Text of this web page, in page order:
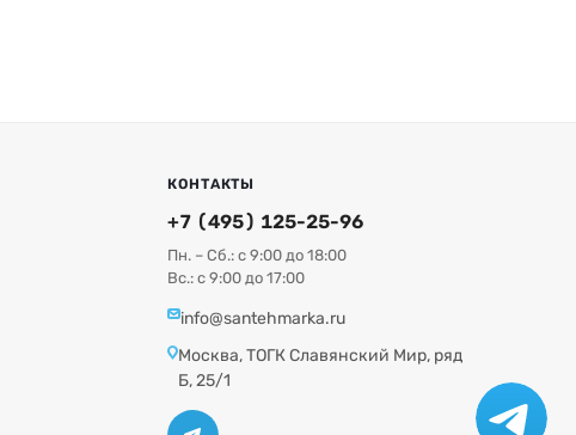
КОНТАКТЫ
+7 (495) 125-25-96
Пн. – Сб.: с 9:00 до 18:00
Вс.: с 9:00 до 17:00
info@santehmarka.ru
Москва, ТОГК Славянский Мир, ряд
Б, 25/1